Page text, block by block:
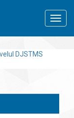
DJSTMS